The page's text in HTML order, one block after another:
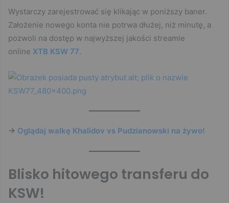
Wystarczy zarejestrować się klikając w poniższy baner.
Założenie nowego konta nie potrwa dłużej, niż minutę, a
pozwoli na dostęp w najwyższej jakości streamie
online XTB KSW 77.
-> Oglądaj walkę Khalidov vs Pudzianowski na żywo!
Blisko hitowego transferu do
KSW!